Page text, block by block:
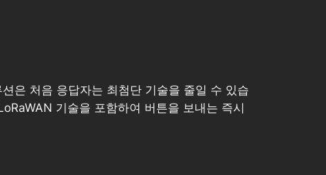
은 처음 응답자는 최첨단 기술을 줄일 수 있습
기술을 포함하여 버튼을 보내는 즉시